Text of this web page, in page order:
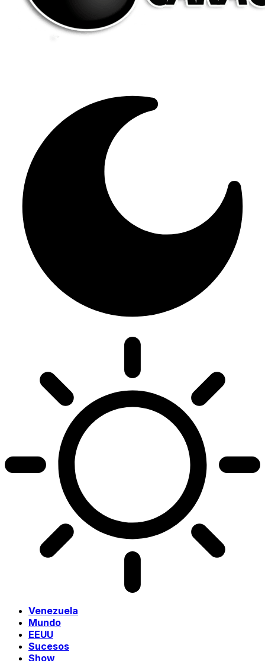
Venezuela
Mundo
EEUU
Sucesos
Show